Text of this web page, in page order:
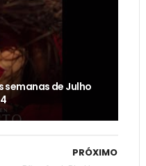
semanas de Julho
PRÓXIMO